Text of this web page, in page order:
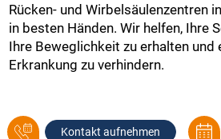
Rücken- und Wirbelsäulenzentren
in besten Händen. Wir helfen, Ihre
Ihre Beweglichkeit zu erhalten
Erkrankung zu verhindern.
Kontakt aufnehmen